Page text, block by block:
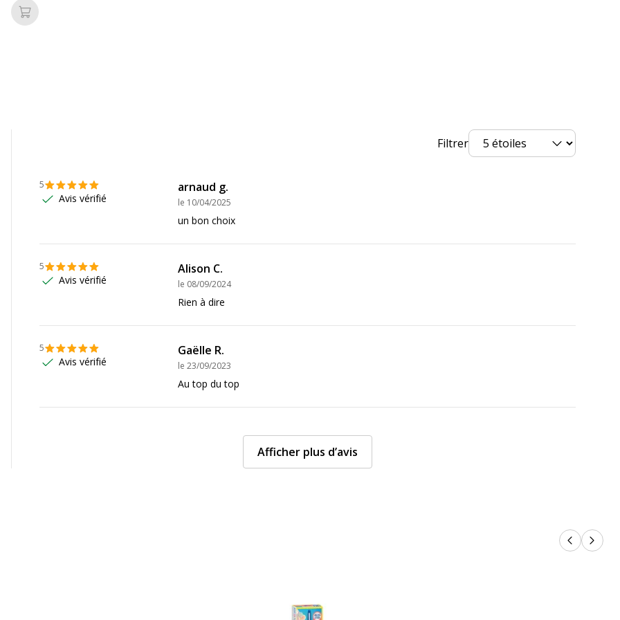
kg CO2e
Ajouter au panier
Filtrer
5
Avis vérifié
arnaud g.
le 10/04/2025
un bon choix
5
Avis vérifié
Alison C.
le 08/09/2024
Rien à dire
5
Avis vérifié
Gaëlle R.
le 23/09/2023
Au top du top
Afficher plus d’avis
Produits